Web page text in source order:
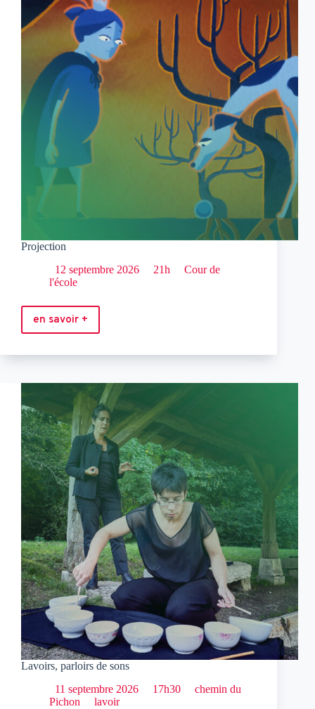
Projection
12 septembre 2026
21h
Cour de
l'école
en savoir +
Projection
Lavoirs, parloirs de sons
11 septembre 2026
17h30
chemin du
Pichon
lavoir